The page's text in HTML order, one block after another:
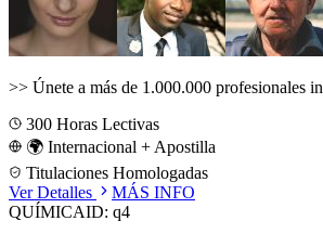
>> Únete a más de 1.000.000 profesionales
300 Horas Lectivas
🌍 Internacional + Apostilla
Titulaciones Homologadas
Ver Detalles
MÁS INFO
QUÍMICAID: q4